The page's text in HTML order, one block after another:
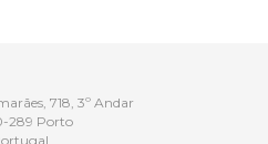
718, 3º Andar
289 Porto